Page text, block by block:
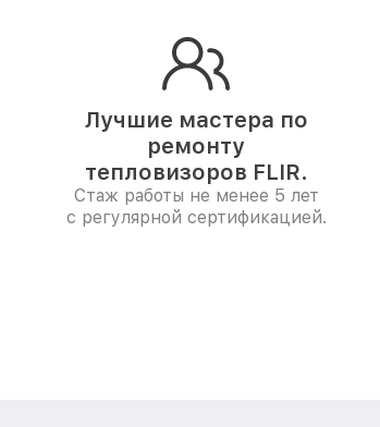
Лучшие мастера по
ремонту
тепловизоров FLIR.
Стаж работы не менее 5 лет
с регулярной сертификацией.